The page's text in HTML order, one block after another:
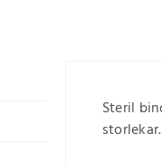
Steril
storlekar.